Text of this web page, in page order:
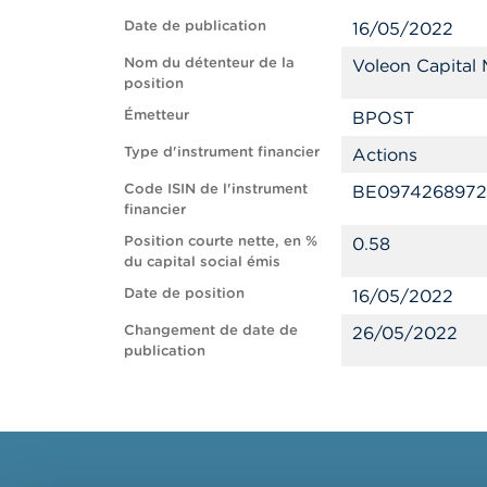
Date de publication 16/05/2022
Nom du détenteur de la
position
Voleon Capital
Émetteur BPOST
Type d'instrument financier Actions
Code ISIN de l'instrument
financier
BE0974268972
Position courte nette, en %
du capital social émis
0.58
Date de position 16/05/2022
Changement de date de
publication
26/05/2022